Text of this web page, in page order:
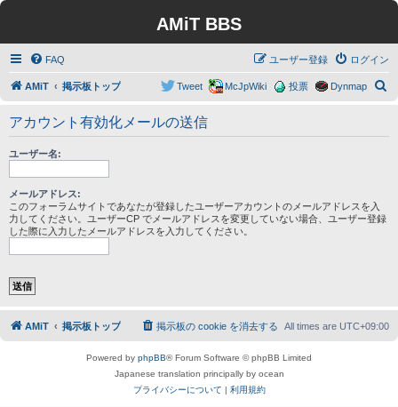
AMiT BBS
FAQ ログイン
ユーザー登録
AMiT 掲示板トップ Dynmap
投票
McJpWiki
Tweet
アカウント有効化メールの送信
ユーザー名:
メールアドレス:
このフォーラムサイトであなたが登録したユーザーアカウントのメールアドレスを入
力してください。ユーザーCP でメールアドレスを変更していない場合、ユーザー登録
した際に入力したメールアドレスを入力してください。
AMiT 掲示板トップ All times are UTC+09:00
掲示板の cookie を消去する
Powered by phpBB® Forum Software © phpBB Limited
Japanese translation principally by ocean
プライバシーについて | 利用規約